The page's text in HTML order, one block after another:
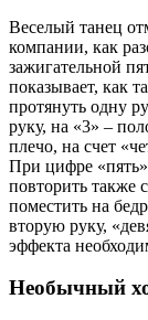
Веселый танец
компании, как
зажигательной
показывает, как
протянуть одну
руку, на «3» –
плечо, на счет
При цифре
повторить также
поместить на
вторую руку,
эффекта
Необычный